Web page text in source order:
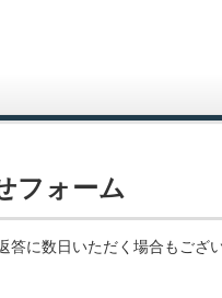
フォーム
に数日いただく場合もござい